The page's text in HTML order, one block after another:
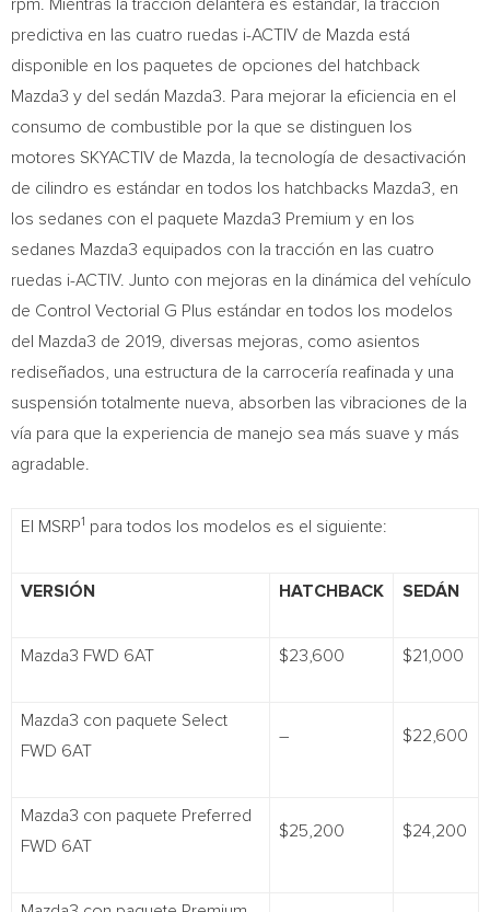
rpm. Mientras la tracción delantera es estándar, la tracción
predictiva en las cuatro ruedas i-ACTIV de Mazda está
disponible en los paquetes de opciones del hatchback
Mazda3 y del sedán Mazda3. Para mejorar la eficiencia en el
consumo de combustible por la que se distinguen los
motores SKYACTIV de Mazda, la tecnología de desactivación
de cilindro es estándar en todos los hatchbacks Mazda3, en
los sedanes con el paquete Mazda3 Premium y en los
sedanes Mazda3 equipados con la tracción en las cuatro
ruedas i-ACTIV. Junto con mejoras en la dinámica del vehículo
de Control Vectorial G Plus estándar en todos los modelos
del Mazda3 de 2019, diversas mejoras, como asientos
rediseñados, una estructura de la carrocería reafinada y una
suspensión totalmente nueva, absorben las vibraciones de la
vía para que la experiencia de manejo sea más suave y más
agradable.
El MSRP1 para todos los modelos es el siguiente:
VERSIÓN HATCHBACK SEDÁN
Mazda3 FWD 6AT $23,600 $21,000
Mazda3 con paquete Select
FWD 6AT
– $22,600
Mazda3 con paquete Preferred
FWD 6AT
$25,200 $24,200